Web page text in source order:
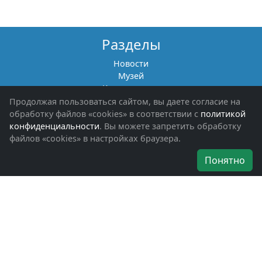
Разделы
Новости
Музей
Книги памяти
Фотоальбомы
Обращения граждан
Помощь участникам СВО и их семьям
Об организации
Наши награды
Продолжая пользоваться сайтом, вы даете согласие на
обработку файлов «cookies» в соответствии с политикой
конфиденциальности. Вы можете запретить обработку
файлов «cookies» в настройках браузера.
Понятно